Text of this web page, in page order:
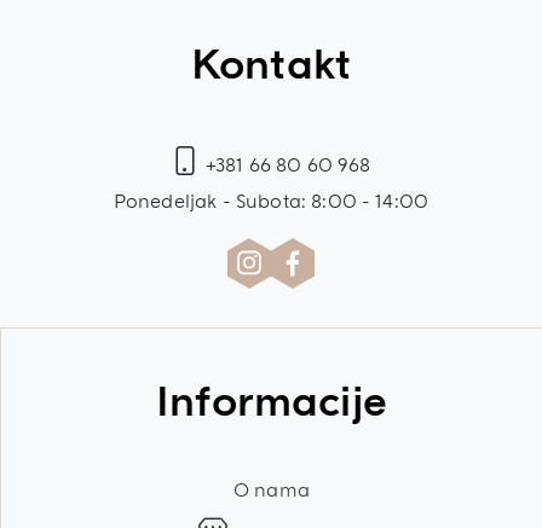
Kontakt
+381 66 80 60 968
Ponedeljak - Subota: 8:00 - 14:00
Informacije
O nama